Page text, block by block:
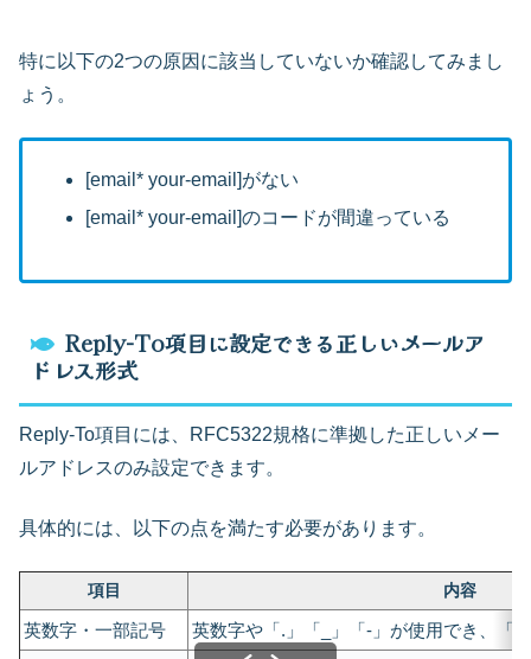
特に以下の2つの原因に該当していないか確認してみまし
ょう。
[email* your-email]がない
[email* your-email]のコードが間違っている
Reply-To項目に設定できる正しいメールア
ドレス形式
Reply-To項目には、RFC5322規格に準拠した正しいメー
ルアドレスのみ設定できます。
具体的には、以下の点を満たす必要があります。
項目 内容
英数字・一部記号
英数字や「.」「_」「-」が使用でき、「